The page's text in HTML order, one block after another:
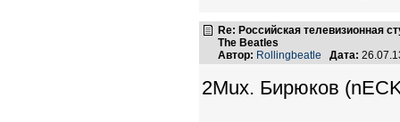
Re: Российская телевизионная
The Beatles
Автор: Rollingbeatle Дата:
2Mux. Бирюков